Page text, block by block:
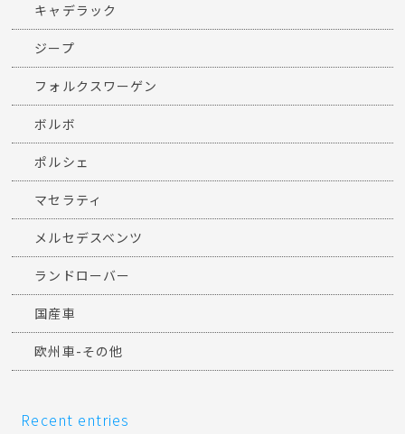
キャデラック
ジープ
フォルクスワーゲン
ボルボ
ポルシェ
マセラティ
メルセデスベンツ
ランドローバー
国産車
欧州車-その他
Recent entries